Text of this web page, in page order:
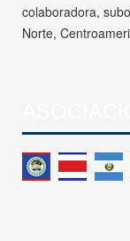
colaboradora,
Norte,